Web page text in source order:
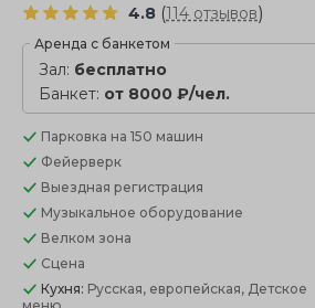
4.8 (114 отзывов)
Аренда с банкетом
Зал: бесплатно
Банкет: от 8000 ₽/чел.
Парковка на 150 машин
Фейерверк
Выездная регистрация
Музыкальное оборудование
Велком зона
Сцена
Кухня: Русская, европейская, Детское